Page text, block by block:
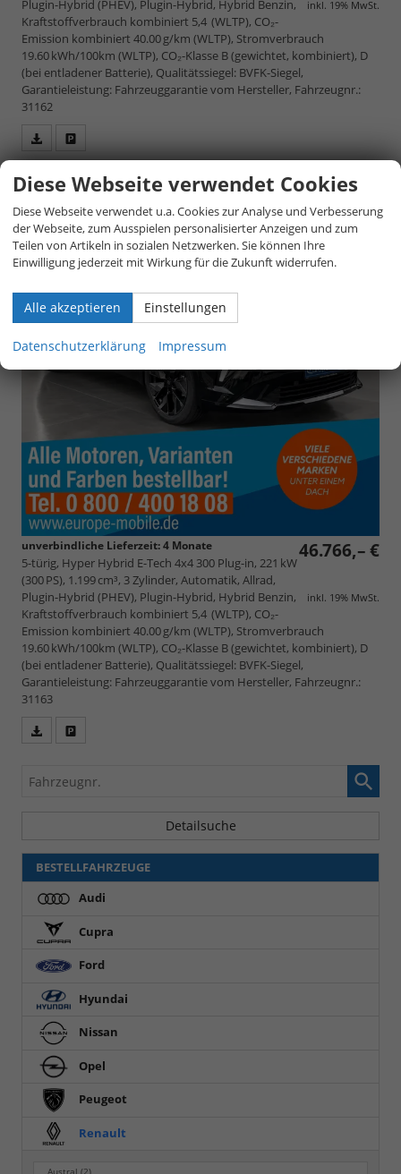
inkl. 19% MwSt.
Plugin-Hybrid (PHEV), Plugin-Hybrid, Hybrid Benzin,
Kraftstoffverbrauch kombiniert 5,4 (WLTP), CO₂-
Emission kombiniert 40.00 g/km (WLTP), Stromverbrauch
19.60 kWh/100km (WLTP), CO₂-Klasse B (gewichtet, kombiniert), D
(bei entladener Batterie), Qualitätssiegel: BVFK-Siegel,
Garantieleistung: Fahrzeuggarantie vom Hersteller, Fahrzeugnr.:
31162
PDF
vergleichen
Renault Rafale
ATELIER ALPINE Hyper Hybrid E-Tech 4x4 300 Plug-in
46.766,– €
inkl. 19% MwSt.
unverbindliche Lieferzeit:4 Monate
5-türig, Hyper Hybrid E-Tech 4x4 300 Plug-in, 221 kW
(300 PS), 1.199 cm³, 3 Zylinder, Automatik, Allrad,
Plugin-Hybrid (PHEV), Plugin-Hybrid, Hybrid Benzin,
Kraftstoffverbrauch kombiniert 5,4 (WLTP), CO₂-
Emission kombiniert 40.00 g/km (WLTP), Stromverbrauch
19.60 kWh/100km (WLTP), CO₂-Klasse B (gewichtet, kombiniert), D
(bei entladener Batterie), Qualitätssiegel: BVFK-Siegel,
Garantieleistung: Fahrzeuggarantie vom Hersteller, Fahrzeugnr.:
31163
PDF
speichern/drucken
vergleichen
Fahrzeugnr.
Detailsuche
BESTELLFAHRZEUGE
Audi
Cupra
Ford
Hyundai
Nissan
Opel
Peugeot
Renault
Diese Webseite verwendet Cookies
Diese Webseite verwendet u.a. Cookies zur Analyse und Verbesserung
der Webseite, zum Ausspielen personalisierter Anzeigen und zum
Teilen von Artikeln in sozialen Netzwerken. Sie können Ihre
Einwilligung jederzeit mit Wirkung für die Zukunft widerrufen.
Alle akzeptieren Einstellungen
Datenschutzerklärung Impressum